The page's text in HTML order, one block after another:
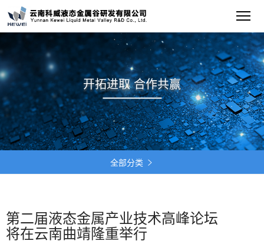
开拓进取 合作共赢
全部分类 
第二届液态金属产业技术高峰论坛
将在云南曲靖隆重举行